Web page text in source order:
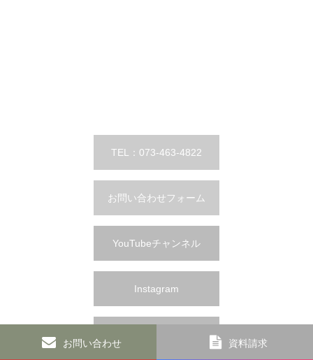
TEL：073-463-4822
お問い合わせフォーム
YouTubeチャンネル
Instagram
お問い合わせ 資料請求